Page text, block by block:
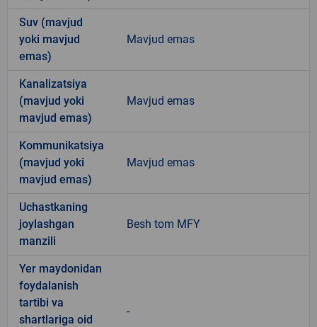
Suv (mavjud
yoki mavjud
emas)
Mavjud emas
Kanalizatsiya
(mavjud yoki
mavjud emas)
Mavjud emas
Kommunikatsiya
(mavjud yoki
mavjud emas)
Mavjud emas
Uchastkaning
joylashgan
manzili
Besh tom MFY
Yer maydonidan
foydalanish
tartibi va
shartlariga oid
-